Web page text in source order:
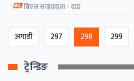
बिएल संवाददाता - दाङ
अगाडी 297 298 299
ट्रेन्डिङ